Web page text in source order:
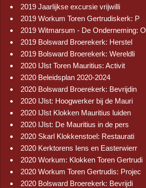
2019 Jaarlijkse excursie vrijwilli
2019 Workum Toren Gertrudiskerk: P
2019 Witmarsum - De Onderneming: O
2019 Bolsward Broerekerk: Herstel
2019 Bolsward Broerekerk: Wereldli
2020 IJlst Toren Mauritius: Activit
2020 Beleidsplan 2020-2024
2020 Bolsward Broerekerk: Bevrijdin
2020 IJlst: Hoogwerker bij de Mauri
2020 IJlst Klokken Mauritius luiden
2020 IJlst: De Mauritius in de pers
2020 Skarl Klokkenstoel: Restaurati
2020 Kerktorens Iens en Easterwierr
2020 Workum: Klokken Toren Gertrudi
2020 Workum Toren Gertrudis: Projec
2020 Bolsward Broerekerk: Bevrijdi